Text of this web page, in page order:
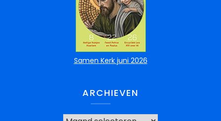
Samen Kerk juni 2026
ARCHIEVEN